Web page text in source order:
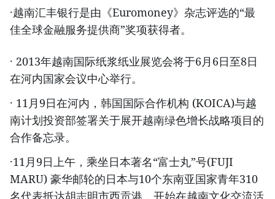
·越南汇丰银行是由《Euromoney》杂志评选的“最
佳全球金融服务提供商”奖项获得者。
· 2013年越南国际纸浆纸业展览会将于6月6日至8日
在河内国家会议中心举行。
· 11月9日在河内，韩国国际合作机构 (KOICA)与越
南计划投资部签署关于展开越南绿色增长战略项目的
合作备忘录。
·11月9日上午，乘坐日本著名“富士丸”号(FUJI
MARU) 豪华邮轮的日本与10个东南亚国家青年310
名代表抵达胡志明市西贡港，开始在越南文化交流活